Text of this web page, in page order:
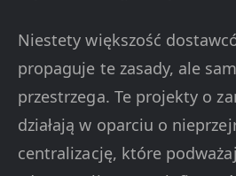
Niestety większość
propaguje te zasady, ale
przestrzega. Te projekty o
działają w oparciu o
centralizację, które